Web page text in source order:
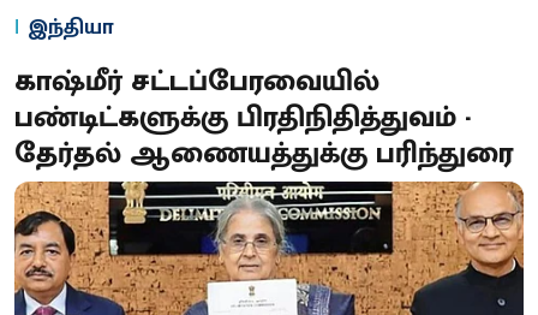
இந்தியா
காஷ்மீர் சட்டப்பேரவையில்
பண்டிட்களுக்கு பிரதிநிதித்துவம் -
தேர்தல் ஆணையத்துக்கு பரிந்துரை